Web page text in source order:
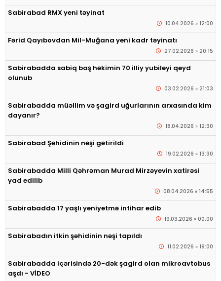
Sabirabad RMX yeni təyinat
10.04.2026 » 12:00
Fərid Qayıbovdan Mil-Muğana yeni kadr təyinatı
27.02.2026 » 20:15
Sabirabadda sabiq baş həkimin 70 illiy yubileyi qeyd
olunub
03.02.2026 » 21:03
Sabirabadda müəllim və şagird uğurlarının arxasında kim
dayanır?
18.04.2026 » 12:30
Sabirabad Şəhidinin nəşi gətirildi
19.02.2026 » 13:30
Sabirabadda Milli Qəhrəman Murad Mirzəyevin xatirəsi
yad edilib
08.04.2026 » 14:55
Sabirabadda 17 yaşlı yeniyetmə intihar edib
19.03.2026 » 00:00
Sabirabadın itkin şəhidinin nəşi tapıldı
11.02.2026 » 19:00
Sabirabadda içərisində 20-dək şagird olan mikroavtobus
aşdı - VİDEO